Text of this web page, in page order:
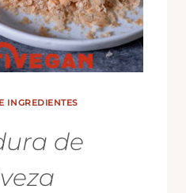
INGREDIENTES
de